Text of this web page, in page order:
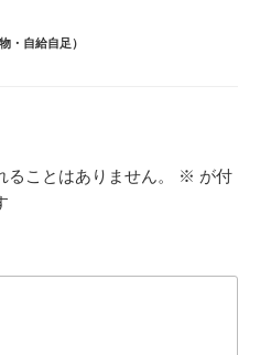
・自給自足）
ことはありません。 ※ が付